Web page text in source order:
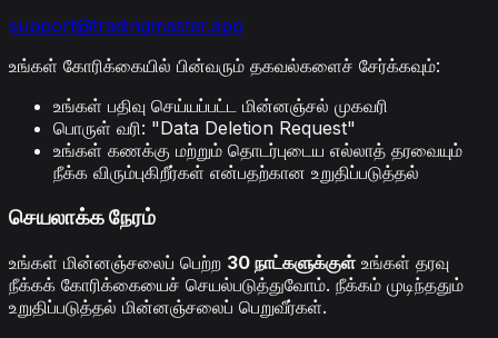
support@tradingmaster.app
உங்கள் கோரிக்கையில் பின்வரும் தகவல்களைச் சேர்க்கவும்:
உங்கள் பதிவு செய்யப்பட்ட மின்னஞ்சல் முகவரி
பொருள் வரி: "Data Deletion Request"
உங்கள் கணக்கு மற்றும் தொடர்புடைய எல்லாத் தரவையும்
நீக்க விரும்புகிறீர்கள் என்பதற்கான உறுதிப்படுத்தல்
செயலாக்க நேரம்
உங்கள் மின்னஞ்சலைப் பெற்ற 30 நாட்களுக்குள் உங்கள் தரவு
நீக்கக் கோரிக்கையைச் செயல்படுத்துவோம். நீக்கம் முடிந்ததும்
உறுதிப்படுத்தல் மின்னஞ்சலைப் பெறுவீர்கள்.